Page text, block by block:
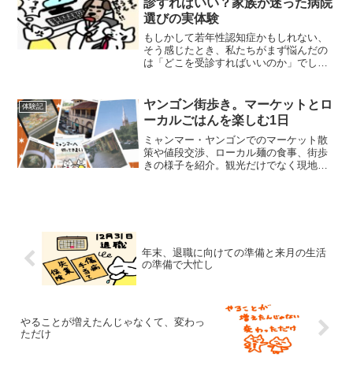
診すればいい？家族が迷った病院
選びの実体験
もしかして若年性認知症かもしれない、
そう感じたとき、私たちがまず悩んだの
は「どこを受診すればいいのか」でし
初期症状｜家族が最初に感じた違和感」
で詳しく書いています。心療...
体験記
ヤンゴン街歩き。マーケットとロ
ーカルごはんを楽しむ1日
ミャンマー・ヤンゴンでのマーケット散
策や値段交渉、ローカル麺の食事、街歩
きの様子を紹介。観光だけでなく現地の
年末、退職に向けての準備と来月の生活
の準備で大忙し
やることが増えたんじゃなくて、変わっ
ただけ